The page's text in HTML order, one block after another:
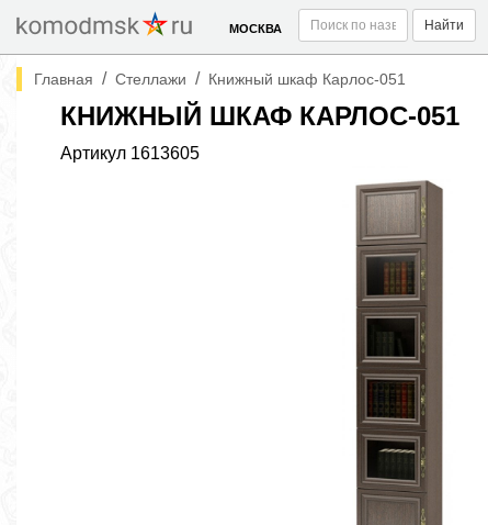
МОСКВА Найти
Главная / Стеллажи / Книжный шкаф Карлос-051
КНИЖНЫЙ ШКАФ КАРЛОС-051
Артикул 1613605